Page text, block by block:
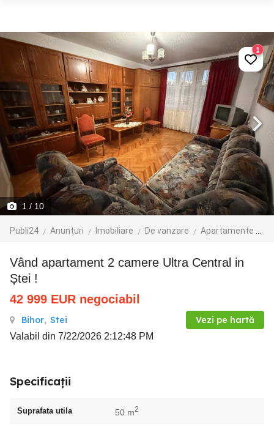
1 / 10
Publi24 Anunțuri Imobiliare De vanzare Apartamente de vanzare
1
Vând apartament 2 camere Ultra Central in
Ștei !
42 999 EUR negociabil
Bihor, Stei Vezi pe hartă
Valabil din 7/22/2026 2:12:48 PM
Specificații
Suprafata utila 50 m2